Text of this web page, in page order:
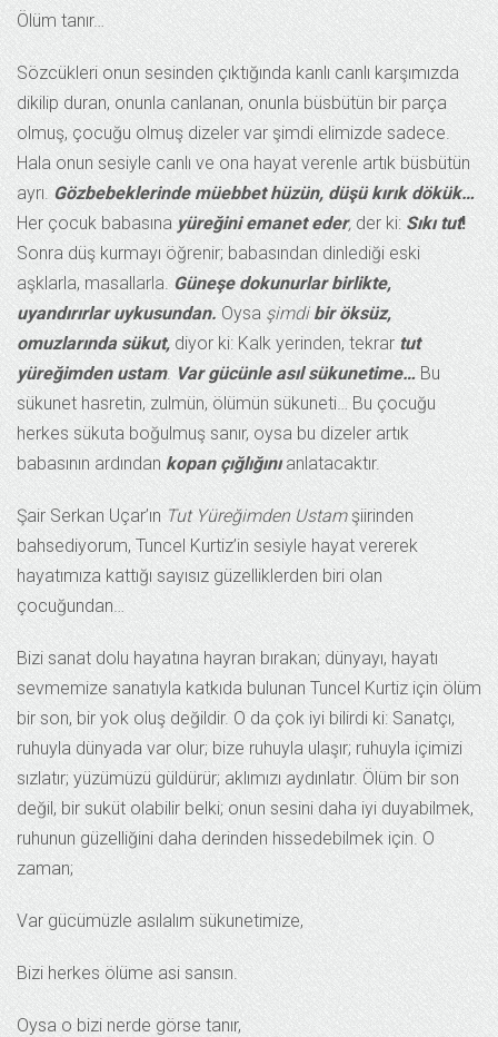
Ölüm tanır…
Sözcükleri onun sesinden çıktığında kanlı canlı karşımızda
dikilip duran, onunla canlanan, onunla büsbütün bir parça
olmuş, çocuğu olmuş dizeler var şimdi elimizde sadece.
Hala onun sesiyle canlı ve ona hayat verenle artık büsbütün
ayrı. Gözbebeklerinde müebbet hüzün, düşü kırık dökük…
Her çocuk babasına yüreğini emanet eder, der ki: Sıkı tut!
Sonra düş kurmayı öğrenir; babasından dinlediği eski
aşklarla, masallarla. Güneşe dokunurlar birlikte,
uyandırırlar uykusundan. Oysa şimdi bir öksüz,
omuzlarında sükut, diyor ki: Kalk yerinden, tekrar tut
yüreğimden ustam. Var gücünle asıl sükunetime… Bu
sükunet hasretin, zulmün, ölümün sükuneti… Bu çocuğu
herkes sükuta boğulmuş sanır, oysa bu dizeler artık
babasının ardından kopan çığlığınıanlatacaktır.
Şair Serkan Uçar’ın Tut Yüreğimden Ustamşiirinden
bahsediyorum, Tuncel Kurtiz’in sesiyle hayat vererek
hayatımıza kattığı sayısız güzelliklerden biri olan
çocuğundan…
Bizi sanat dolu hayatına hayran bırakan; dünyayı, hayatı
sevmemize sanatıyla katkıda bulunan Tuncel Kurtiz için ölüm
bir son, bir yok oluş değildir. O da çok iyi bilirdi ki: Sanatçı,
ruhuyla dünyada var olur; bize ruhuyla ulaşır; ruhuyla içimizi
sızlatır; yüzümüzü güldürür; aklımızı aydınlatır. Ölüm bir son
değil, bir suküt olabilir belki; onun sesini daha iyi duyabilmek,
ruhunun güzelliğini daha derinden hissedebilmek için. O
zaman;
Var gücümüzle asılalım sükunetimize,
Bizi herkes ölüme asi sansın.
Oysa o bizi nerde görse tanır,